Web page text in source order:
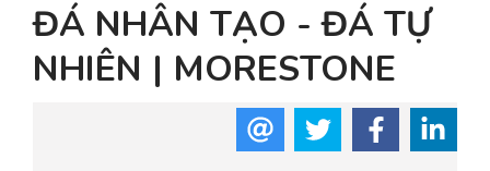
ĐÁ NHÂN TẠO - ĐÁ TỰ
NHIÊN | MORESTONE